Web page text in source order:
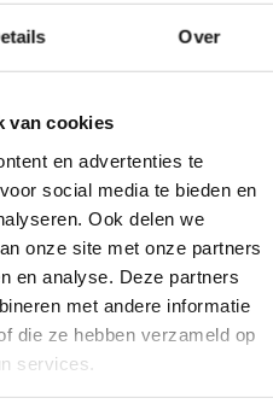
Over
van cookies
en advertenties te
social media te bieden en
Ook delen we
onze site met onze partners
en analyse. Deze partners
met andere informatie
die ze hebben verzameld op
services.
(1)” te beoordelen
te plaatsen.
€75 bestelwaarde
7.7! (10 beoordelingen)